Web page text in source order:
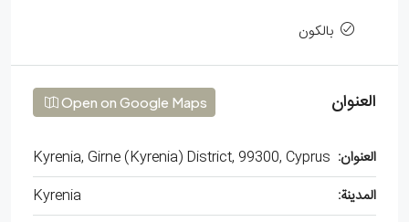
بالكون
العنوان Open on Google Maps
العنوان: Kyrenia, Girne (Kyrenia) District, 99300, Cyprus
المدينة:
Kyrenia